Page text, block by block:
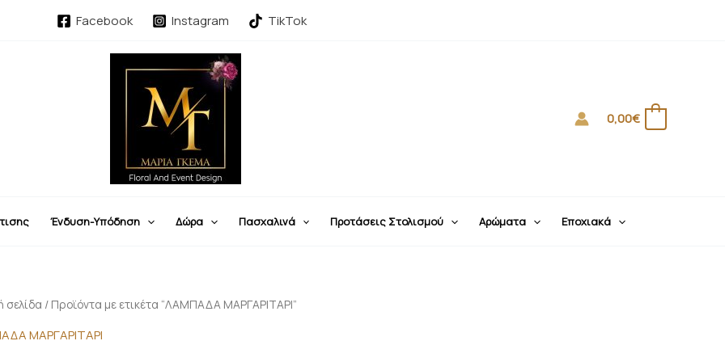
Facebook Instagram TikTok
0,00€
Ένδυση-Υπόδηση Δώρα Πασχαλινά Προτάσεις Στολισμού Αρώματα Εποχιακά
σελίδα / Προϊόντα με ετικέτα “ΛΑΜΠΑΔΑ ΜΑΡΓΑΡΙΤΑΡΙ”
ΜΑΡΓΑΡΙΤΑΡΙ